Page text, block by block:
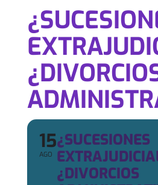
15
AGO
¿SUCESIONES
¿DIVORCIOS